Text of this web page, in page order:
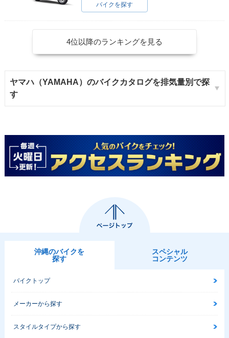
バイクを探す
4位以降のランキングを見る
ヤマハ（YAMAHA）のバイクカタログを排気量別で探
す
沖縄のバイクを
探す
スペシャル
コンテンツ
バイクトップ
メーカーから探す
スタイルタイプから探す